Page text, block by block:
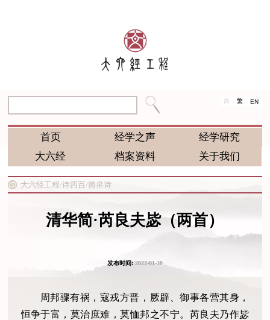
简 繁 EN
首页 经学之声
经学研究
大六经
档案资料 关于我们
大六经工程/诗四百/简帛诗
清华简·芮良夫毖（两首）
发布时间:2022-01-30
周邦骤有祸，寇戎方晋，厥辟、御事各营其身，
恒争于富，莫治庶难，莫恤邦之不宁。芮良夫乃作毖